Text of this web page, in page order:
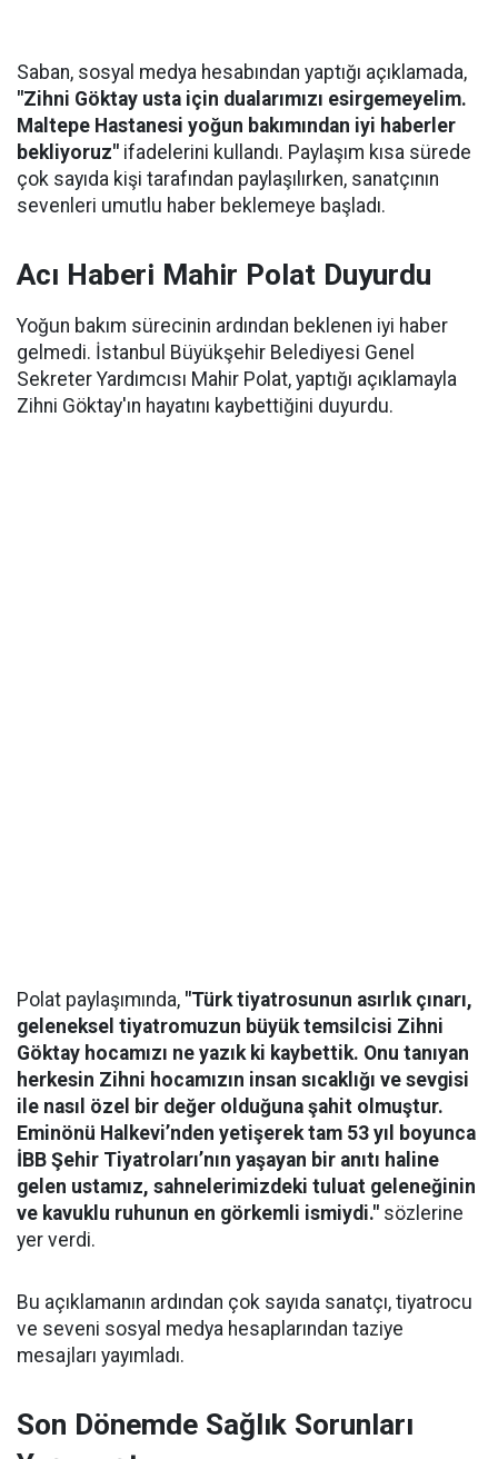
Saban, sosyal medya hesabından yaptığı açıklamada,
"Zihni Göktay usta için dualarımızı esirgemeyelim.
Maltepe Hastanesi yoğun bakımından iyi haberler
bekliyoruz" ifadelerini kullandı. Paylaşım kısa sürede
çok sayıda kişi tarafından paylaşılırken, sanatçının
sevenleri umutlu haber beklemeye başladı.
Acı Haberi Mahir Polat Duyurdu
Yoğun bakım sürecinin ardından beklenen iyi haber
gelmedi. İstanbul Büyükşehir Belediyesi Genel
Sekreter Yardımcısı Mahir Polat, yaptığı açıklamayla
Zihni Göktay'ın hayatını kaybettiğini duyurdu.
Polat paylaşımında, "Türk tiyatrosunun asırlık çınarı,
geleneksel tiyatromuzun büyük temsilcisi Zihni
Göktay hocamızı ne yazık ki kaybettik. Onu tanıyan
herkesin Zihni hocamızın insan sıcaklığı ve sevgisi
ile nasıl özel bir değer olduğuna şahit olmuştur.
Eminönü Halkevi’nden yetişerek tam 53 yıl boyunca
İBB Şehir Tiyatroları’nın yaşayan bir anıtı haline
gelen ustamız, sahnelerimizdeki tuluat geleneğinin
ve kavuklu ruhunun en görkemli ismiydi." sözlerine
yer verdi.
Bu açıklamanın ardından çok sayıda sanatçı, tiyatrocu
ve seveni sosyal medya hesaplarından taziye
mesajları yayımladı.
Son Dönemde Sağlık Sorunları